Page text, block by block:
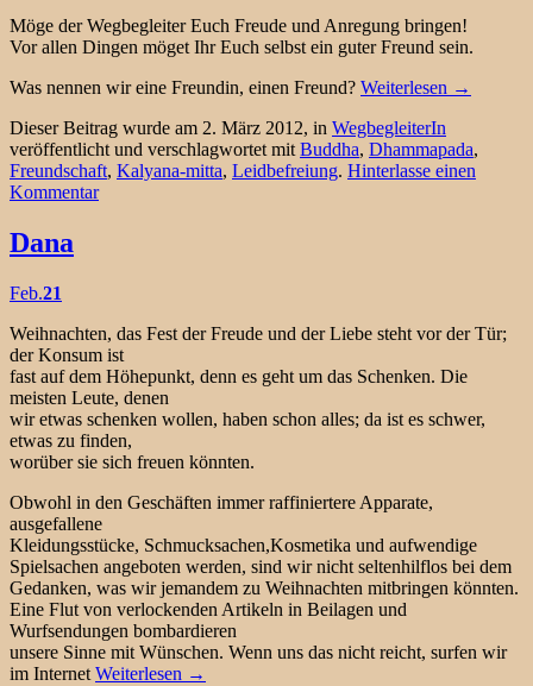
Möge der Wegbegleiter Euch Freude und Anregung bringen!
Vor allen Dingen möget Ihr Euch selbst ein guter Freund sein.
Was nennen wir eine Freundin, einen Freund? Weiterlesen →
Dieser Beitrag wurde am 2. März 2012, in WegbegleiterIn
veröffentlicht und verschlagwortet mitBuddha, Dhammapada,
Freundschaft, Kalyana-mitta, Leidbefreiung. Hinterlasse einen
Kommentar
Dana
Feb.21
Weihnachten, das Fest der Freude und der Liebe steht vor der Tür;
der Konsum ist
fast auf dem Höhepunkt, denn es geht um das Schenken. Die
meisten Leute, denen
wir etwas schenken wollen, haben schon alles; da ist es schwer,
etwas zu finden,
worüber sie sich freuen könnten.
Obwohl in den Geschäften immer raffiniertere Apparate,
ausgefallene
Kleidungsstücke, Schmucksachen,Kosmetika und aufwendige
Spielsachen angeboten werden, sind wir nicht seltenhilflos bei dem
Gedanken, was wir jemandem zu Weihnachten mitbringen könnten.
Eine Flut von verlockenden Artikeln in Beilagen und
Wurfsendungen bombardieren
unsere Sinne mit Wünschen. Wenn uns das nicht reicht, surfen wir
im Internet Weiterlesen →